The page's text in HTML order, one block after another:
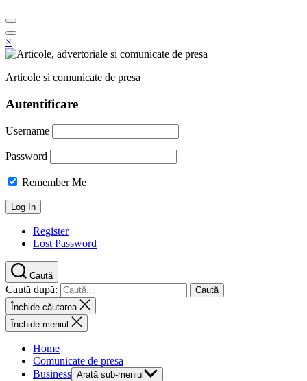
×
Articole si comunicate de presa
Autentificare
Username
Password
Remember Me
Register
Lost Password
Caută
Caută după:
Închide căutarea
Închide meniul
Home
Comunicate de presa
Business Arată sub-meniul